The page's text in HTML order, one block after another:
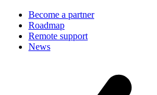
Become a partner
Roadmap
Remote support
News